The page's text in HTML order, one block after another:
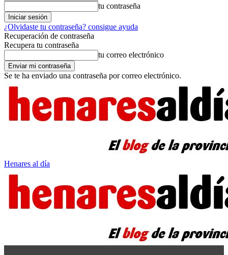
tu contraseña
¿Olvidaste tu contraseña? consigue ayuda
Recuperación de contraseña
Recupera tu contraseña
tu correo electrónico
Se te ha enviado una contraseña por correo electrónico.
Henares al día